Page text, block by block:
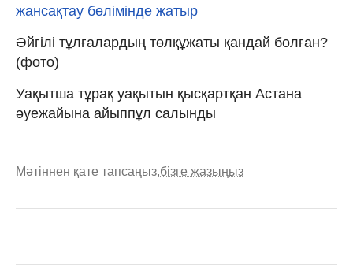
жансақтау бөлімінде жатыр
Әйгілі тұлғалардың төлқұжаты қандай болған?
(фото)
Уақытша тұрақ уақытын қысқартқан Астана
əуежайына айыппұл салынды
Мәтіннен қате тапсаңыз,бізге жазыңыз